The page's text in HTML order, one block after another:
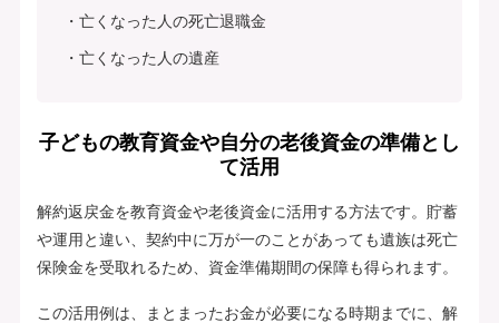
亡くなった人の死亡退職金
亡くなった人の遺産
子どもの教育資金や自分の老後資金の準備とし
て活用
解約返戻金を教育資金や老後資金に活用する方法です。貯蓄
や運用と違い、契約中に万が一のことがあっても遺族は死亡
保険金を受取れるため、資金準備期間の保障も得られます。
この活用例は、まとまったお金が必要になる時期までに、解